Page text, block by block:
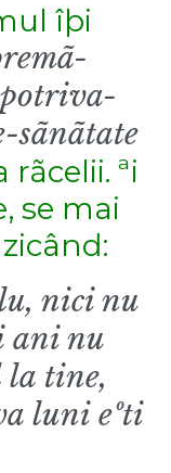
îþi
sãnãtate
ªi
se mai
nici nu
ani nu
la tine,
luni eºti